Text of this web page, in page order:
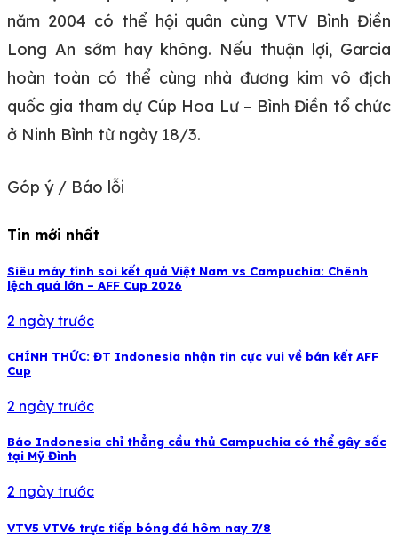
năm 2004 có thể hội quân cùng VTV Bình Điền
Long An sớm hay không. Nếu thuận lợi, Garcia
hoàn toàn có thể cùng nhà đương kim vô địch
quốc gia tham dự Cúp Hoa Lư – Bình Điền tổ chức
ở Ninh Bình từ ngày 18/3.
Góp ý / Báo lỗi
Tin mới nhất
Siêu máy tính soi kết quả Việt Nam vs Campuchia: Chênh
lệch quá lớn – AFF Cup 2026
2 ngày trước
CHÍNH THỨC: ĐT Indonesia nhận tin cực vui về bán kết AFF
Cup
2 ngày trước
Báo Indonesia chỉ thẳng cầu thủ Campuchia có thể gây sốc
tại Mỹ Đình
2 ngày trước
VTV5 VTV6 trực tiếp bóng đá hôm nay 7/8